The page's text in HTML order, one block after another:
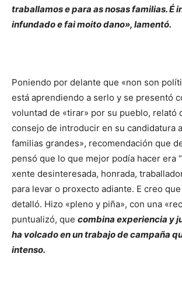
traballamos e para as nosas familias. É
infundado e fai moito dano», lamentó.
Poniendo por delante que «non son
está aprendiendo a serlo y se presentó
voluntad de «tirar» por su pueblo, relató
consejo de introducir en su candidatura
familias grandes», recomendación que
pensó que lo que mejor podía hacer era
xente desinteresada, honrada,
para levar o proxecto adiante. E creo
detalló. Hizo «pleno y piña», con una
puntualizó, que combina experiencia y
ha volcado en un trabajo de campaña
intenso.